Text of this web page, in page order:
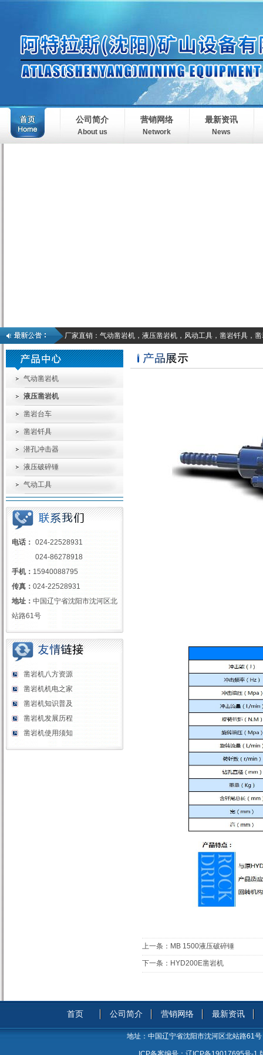
公司简介
About us
营销网络
Network
最新资讯
News
厂家直销：气动凿岩机，液压凿岩机，风动工具，凿岩钎具，
气动凿岩机
液压凿岩机
凿岩台车
凿岩钎具
潜孔冲击器
液压破碎锤
气动工具
电话： 024-22528931
024-86278918
手机： 15940088795
传真： 024-22528931
地址： 中国辽宁省沈阳市沈河区北
站路61号
凿岩机八方资源
凿岩机机电之家
凿岩机知识普及
凿岩机发展历程
凿岩机使用须知
上一条： MB 1500液压破碎锤
下一条： HYD200E凿岩机
首页 公司简介 营销网络 最新资讯
地址： 中国辽宁省沈阳市沈河区北站路61号